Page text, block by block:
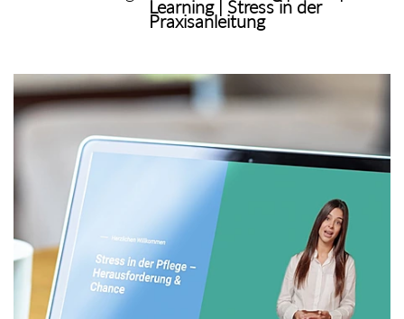
Learning | Stress in der
Praxisanleitung